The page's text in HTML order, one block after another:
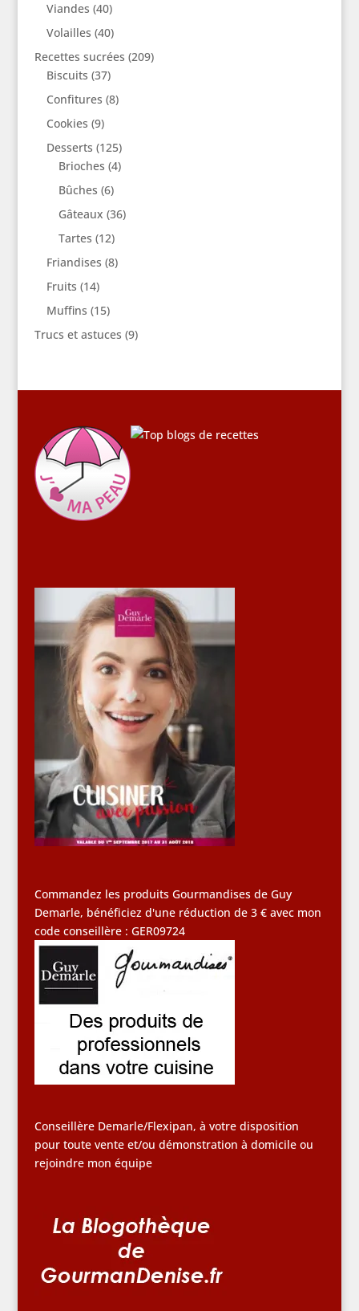
Viandes (40)
Volailles (40)
Recettes sucrées (209)
Biscuits (37)
Confitures (8)
Cookies (9)
Desserts (125)
Brioches (4)
Bûches (6)
Gâteaux (36)
Tartes (12)
Friandises (8)
Fruits (14)
Muffins (15)
Trucs et astuces (9)
Commandez les produits Gourmandises de Guy
Demarle, bénéficiez d'une réduction de 3 € avec mon
code conseillère : GER09724
Conseillère Demarle/Flexipan, à votre disposition
pour toute vente et/ou démonstration à domicile ou
rejoindre mon équipe